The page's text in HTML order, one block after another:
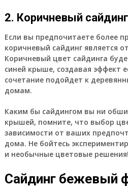
2. Коричневый сайдинг
Если вы предпочитаете более
коричневый сайдинг является
Коричневый цвет сайдинга
синей крыше, создавая эффект
сочетание подойдет к
домам.
Каким бы сайдингом вы ни
крышей, помните, что выбор
зависимости от ваших
дома. Не бойтесь
и необычные цветовые решения!
Сайдинг бежевый